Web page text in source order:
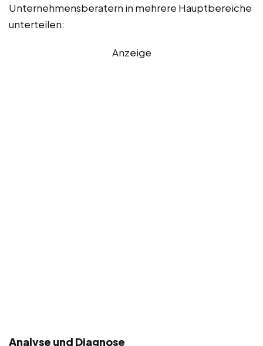
Unternehmensberatern in mehrere Hauptbereiche
unterteilen:
Anzeige
Analyse und Diagnose